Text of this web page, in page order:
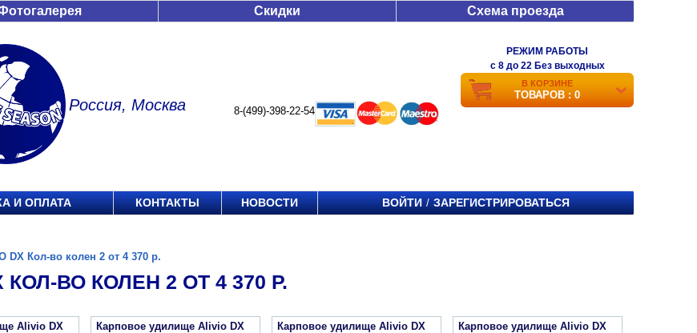
Скидки Схема проезда
Россия, Москва 8-(499)-398-22-54
РЕЖИМ РАБОТЫ
c 8 до 22 Без выходных
В КОРЗИНЕ
ТОВАРОВ : 0
И ОПЛАТА КОНТАКТЫ НОВОСТИ ВОЙТИ / ЗАРЕГИСТРИРОВАТЬСЯ
DX Кол-во колен 2 от 4 370 р.
КОЛ-ВО КОЛЕН 2 ОТ 4 370 Р.
Alivio DX
Карповое удилище Alivio DX
Карповое удилище Alivio DX
Карповое удилище Alivio DX